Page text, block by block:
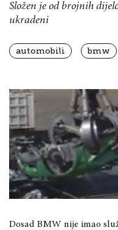
Složen je od brojnih
ukradeni
automobili bmw
Dosad BMW nije imao